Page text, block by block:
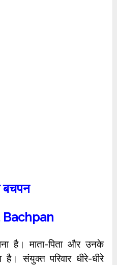
बचपन
है। माता-पिता और उनके
है। संयुक्त परिवार धीरे-धीरे